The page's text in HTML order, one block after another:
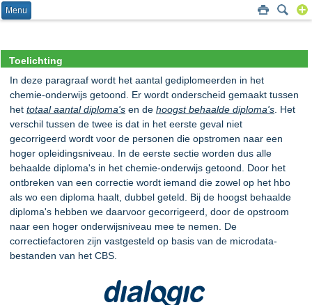
Menu
Toelichting
In deze paragraaf wordt het aantal gediplomeerden in het
chemie-onderwijs getoond. Er wordt onderscheid gemaakt tussen
het totaal aantal diploma's en de hoogst behaalde diploma's . Het
verschil tussen de twee is dat in het eerste geval niet
gecorrigeerd wordt voor de personen die opstromen naar een
hoger opleidingsniveau. In de eerste sectie worden dus alle
behaalde diploma's in het chemie-onderwijs getoond. Door het
ontbreken van een correctie wordt iemand die zowel op het hbo
als wo een diploma haalt, dubbel geteld. Bij de hoogst behaalde
diploma's hebben we daarvoor gecorrigeerd, door de opstroom
naar een hoger onderwijsniveau mee te nemen. De
correctiefactoren zijn vastgesteld op basis van de microdata-
bestanden van het CBS.